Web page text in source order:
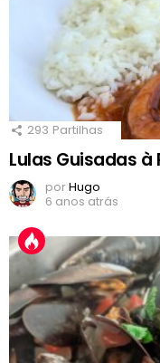
293 Partilhas
Lulas Guisadas à
porHugo
6 anos atrás